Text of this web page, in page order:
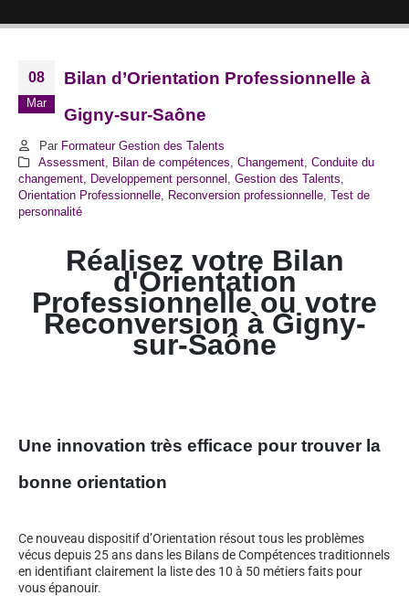
08
Mar
Bilan d’Orientation Professionnelle à
Gigny-sur-Saône
Par Formateur Gestion des Talents
Assessment, Bilan de compétences Changement, Conduite du
changement
Developpement personnel Gestion des Talents
Orientation Professionnelle
Reconversion professionnelle Test de
personnalité
Réalisez votre Bilan
d'Orientation
Professionnelle ou votre
Reconversion àGigny-
sur-Saône
Une innovation très efficace pour trouver la
bonne orientation
Ce nouveau dispositif d’Orientation résout tous les problèmes
vécus depuis 25 ans dans les Bilans de Compétences traditionnels
en identifiant clairement la liste des 10 à 50 métiers faits pour
vous épanouir.